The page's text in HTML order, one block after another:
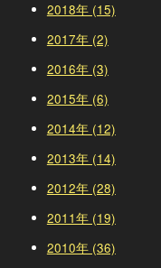
2018年 (15)
2017年 (2)
2016年 (3)
2015年 (6)
2014年 (12)
2013年 (14)
2012年 (28)
2011年 (19)
2010年 (36)